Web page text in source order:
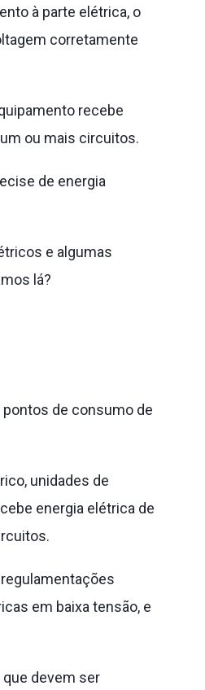
à parte elétrica, o
corretamente
recebe
ou mais circuitos.
de energia
e algumas
lá?
pontos de consumo de
unidades de
energia elétrica de
em baixa tensão, e
devem ser